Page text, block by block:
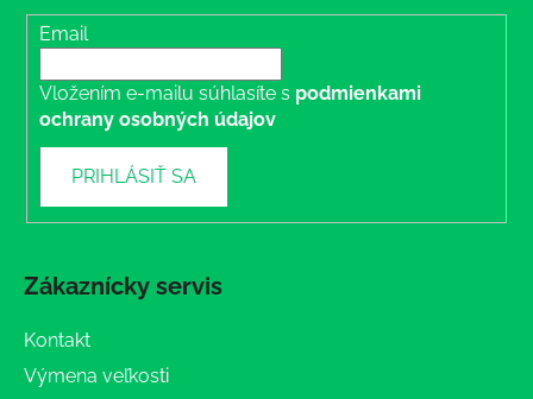
Email
Vložením e-mailu súhlasíte s podmienkami
ochrany osobných údajov
PRIHLÁSIŤ SA
Zákaznícky servis
Kontakt
Výmena veľkosti